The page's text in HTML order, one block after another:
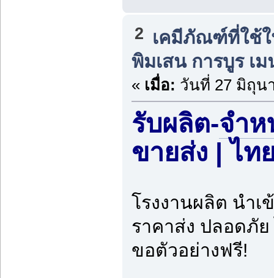
2 เคมีภัณฑ์ที่ใช้
พิมเสน การบูร เ
« เมื่อ: วันที่ 27 มิถุน
รับผลิต-จำ
ขายส่ง | ไท
โรงงานผลิต นำเ
ราคาส่ง ปลอดภั
ขอตัวอย่างฟรี!